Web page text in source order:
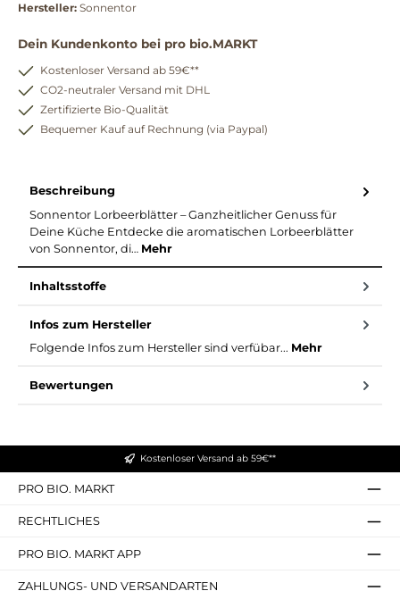
Hersteller: Sonnentor
Dein Kundenkonto bei pro bio.MARKT
Kostenloser Versand ab 59€**
CO2-neutraler Versand mit DHL
Zertifizierte Bio-Qualität
Bequemer Kauf auf Rechnung (via Paypal)
Beschreibung
Sonnentor Lorbeerblätter – Ganzheitlicher Genuss für
Deine Küche Entdecke die aromatischen Lorbeerblätter
von Sonnentor, di… Mehr
Inhaltsstoffe
Infos zum Hersteller
Folgende Infos zum Hersteller sind verfübar... Mehr
Bewertungen
Kostenloser Versand ab 59€**
PRO BIO. MARKT
RECHTLICHES
PRO BIO. MARKT APP
ZAHLUNGS- UND VERSANDARTEN